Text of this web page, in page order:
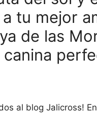
tu mejor
de las
canina
al blog Jalicross!